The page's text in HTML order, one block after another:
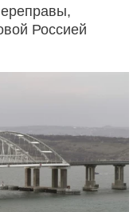
Россией